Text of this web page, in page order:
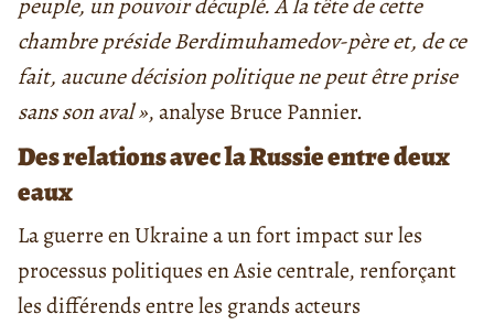
peuple, un pouvoir décuplé. A la tête de cette
chambre préside Berdimuhamedov-père et, de ce
fait, aucune décision politique ne peut être prise
sans son aval », analyse Bruce Pannier.
Des relations avec la Russie entre deux
eaux
La guerre en Ukraine a un fort impact sur les
processus politiques en Asie centrale, renforçant
les différends entre les grands acteurs